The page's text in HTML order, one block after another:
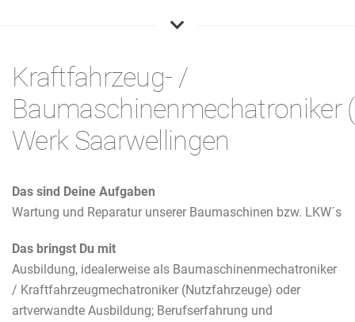
Kraftfahrzeug- /
Baumaschinenmechatroniker
Werk Saarwellingen
Das sind Deine Aufgaben
Wartung und Reparatur unserer Baumaschinen bzw. LKW´s
Das bringst Du mit
Ausbildung, idealerweise als Baumaschinenmechatroniker
/ Kraftfahrzeugmechatroniker (Nutzfahrzeuge) oder
artverwandte Ausbildung; Berufserfahrung und